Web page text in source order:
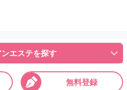
エステを探す
無料登録